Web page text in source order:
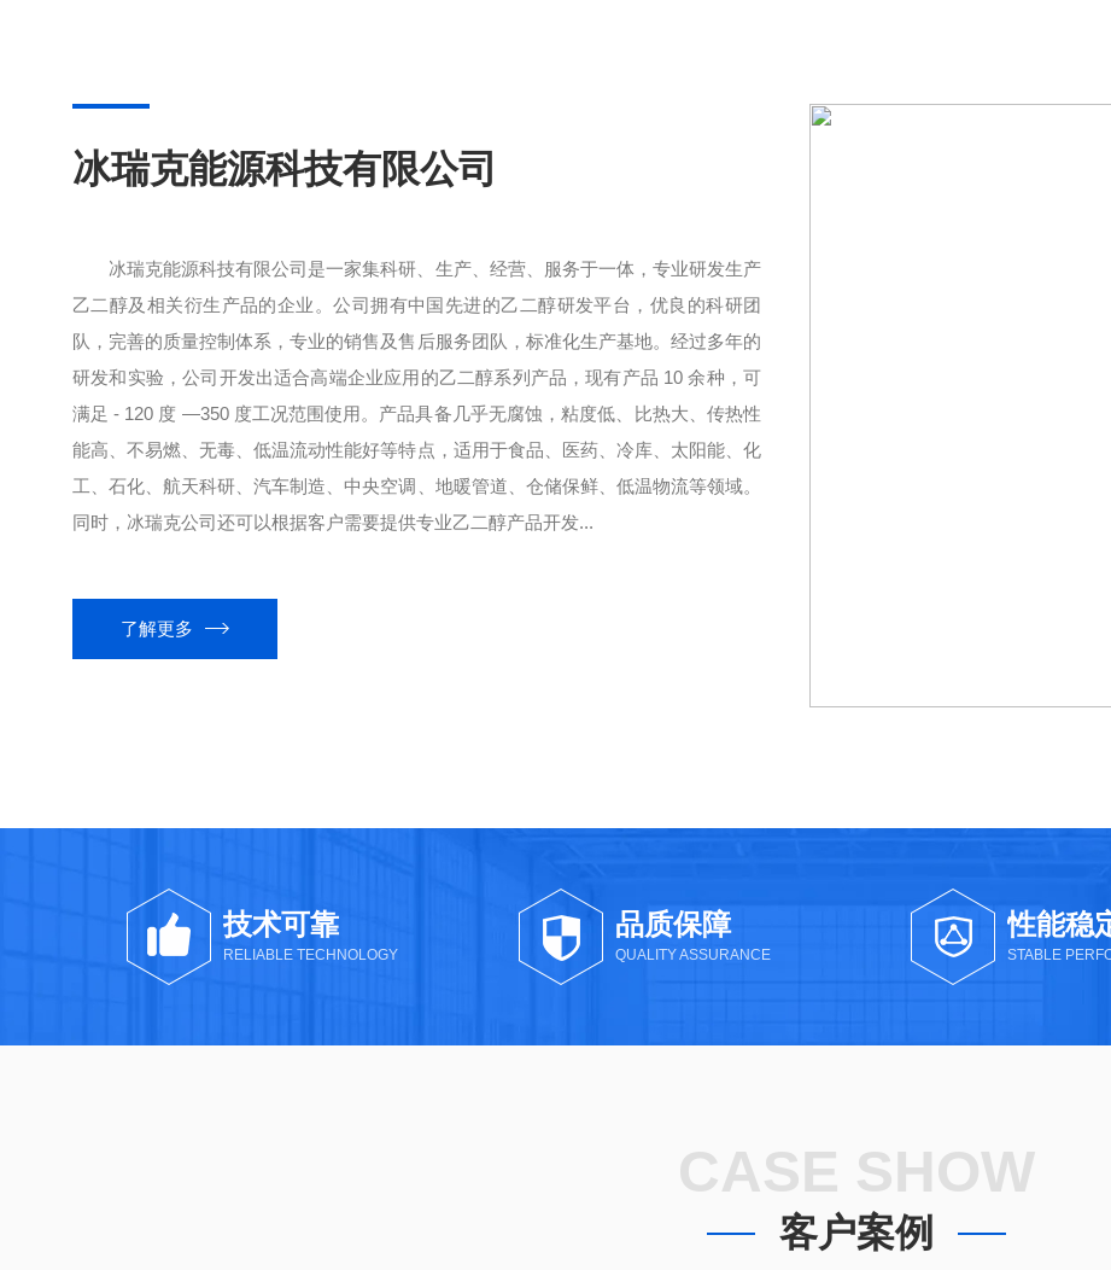
冰瑞克能源科技有限公司
冰瑞克能源科技有限公司是一家集科研、生产、经营、服务于一体，专业研发生产
乙二醇及相关衍生产品的企业。公司拥有中国先进的乙二醇研发平台，优良的科研团
队，完善的质量控制体系，专业的销售及售后服务团队，标准化生产基地。经过多年的
研发和实验，公司开发出适合高端企业应用的乙二醇系列产品，现有产品 10 余种，可
满足 - 120 度 —350 度工况范围使用。产品具备几乎无腐蚀，粘度低、比热大、传热性
能高、不易燃、无毒、低温流动性能好等特点，适用于食品、医药、冷库、太阳能、化
工、石化、航天科研、汽车制造、中央空调、地暖管道、仓储保鲜、低温物流等领域。
同时，冰瑞克公司还可以根据客户需要提供专业乙二醇产品开发...
了解更多
技术可靠
RELIABLE TECHNOLOGY
品质保障
QUALITY ASSURANCE
性能稳
STABLE
CASE SHOW
客户案例